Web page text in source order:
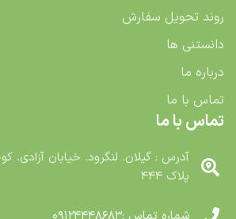
روند تحویل سفارش
دانستنی ها
درباره ما
تماس با ما
تماس با ما
آدرس : گیلان. لنگرود. خیابان آزادی.
پلاک ۴۴۴